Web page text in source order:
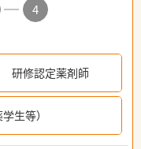
4
研修認定薬剤師
生等）